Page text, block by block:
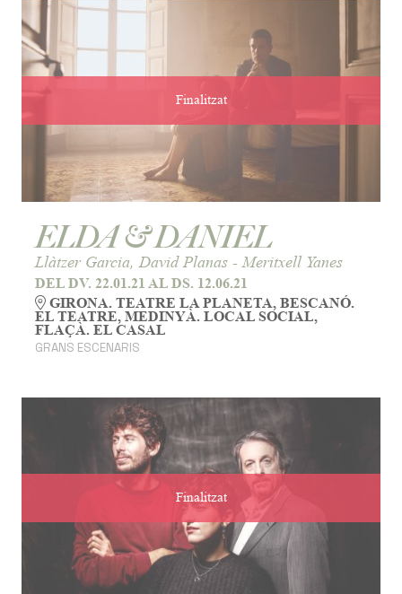
Finalitzat
ELDA & DANIEL
Llàtzer Garcia, David Planas - Meritxell Yanes
DEL DV. 22.01.21 AL DS. 12.06.21
GIRONA. TEATRE LA PLANETA, BESCANÓ.
EL TEATRE, MEDINYÀ. LOCAL SOCIAL,
FLAÇÀ. EL CASAL
GRANS ESCENARIS
Finalitzat